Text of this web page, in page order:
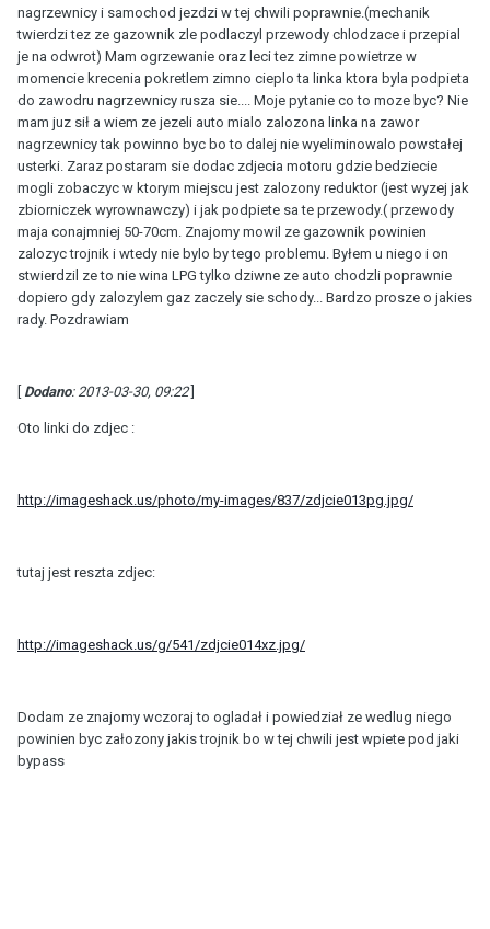
nagrzewnicy i samochod jezdzi w tej chwili poprawnie.(mechanik
twierdzi tez ze gazownik zle podlaczyl przewody chlodzace i przepial
je na odwrot) Mam ogrzewanie oraz leci tez zimne powietrze w
momencie krecenia pokretlem zimno cieplo ta linka ktora byla podpieta
do zawodru nagrzewnicy rusza sie.... Moje pytanie co to moze byc? Nie
mam juz sił a wiem ze jezeli auto mialo zalozona linka na zawor
nagrzewnicy tak powinno byc bo to dalej nie wyeliminowalo powstałej
usterki. Zaraz postaram sie dodac zdjecia motoru gdzie bedziecie
mogli zobaczyc w ktorym miejscu jest zalozony reduktor (jest wyzej jak
zbiorniczek wyrownawczy) i jak podpiete sa te przewody.( przewody
maja conajmniej 50-70cm. Znajomy mowil ze gazownik powinien
zalozyc trojnik i wtedy nie bylo by tego problemu. Byłem u niego i on
stwierdzil ze to nie wina LPG tylko dziwne ze auto chodzli poprawnie
dopiero gdy zalozylem gaz zaczely sie schody... Bardzo prosze o jakies
rady. Pozdrawiam
Dodano: 2013-03-30, 09:22]
Oto linki do zdjec :
http://imageshack.us/photo/my-images/837/zdjcie013pg.jpg/
tutaj jest reszta zdjec:
http://imageshack.us/g/541/zdjcie014xz.jpg/
Dodam ze znajomy wczoraj to ogladał i powiedział ze wedlug niego
powinien byc załozony jakis trojnik bo w tej chwili jest wpiete pod jaki
bypass